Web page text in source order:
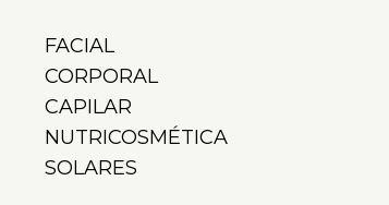
FACIAL
CORPORAL
CAPILAR
NUTRICOSMÉTICA
SOLARES